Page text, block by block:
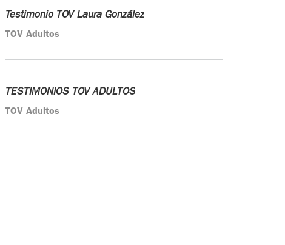
Testimonio TOV Laura González
TOV Adultos
TESTIMONIOS TOV ADULTOS
TOV Adultos